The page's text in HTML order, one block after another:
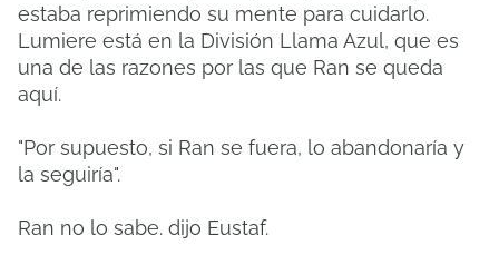
estaba reprimiendo su mente para cuidarlo.
Lumiere está en la División Llama Azul, que es
una de las razones por las que Ran se queda
aquí.
"Por supuesto, si Ran se fuera, lo abandonaría y
la seguiría".
Ran no lo sabe. dijo Eustaf.